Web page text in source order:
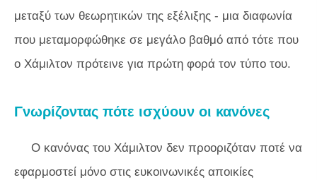
μεταξύ των θεωρητικών της εξέλιξης - μια διαφωνία
που μεταμορφώθηκε σε μεγάλο βαθμό από τότε που
ο Χάμιλτον πρότεινε για πρώτη φορά τον τύπο του.
Γνωρίζοντας πότε ισχύουν οι κανόνες
Ο κανόνας του Χάμιλτον δεν προοριζόταν ποτέ να
εφαρμοστεί μόνο στις ευκοινωνικές αποικίες